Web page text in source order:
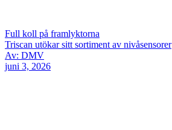
Full koll på framlyktorna
Triscan utökar sitt sortiment av nivåsensorer
Av: DMV
juni 3, 2026